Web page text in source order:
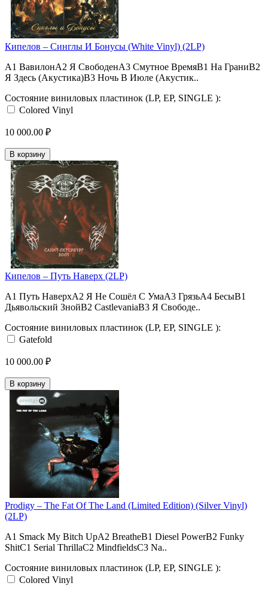
Кипелов – Синглы И Бонусы (White Vinyl) (2LP)
A1 ВавилонA2 Я СвободенA3 Смутное ВремяB1 На ГраниB2
Я Здесь (Акустика)B3 Ночь В Июле (Акустик..
Состояние виниловых пластинок (LP, EP, SINGLE ):
Colored Vinyl
10 000.00 ₽
В корзину
Кипелов – Путь Наверх (2LP)
A1 Путь НаверхA2 Я Не Сошёл С УмаA3 ГрязьA4 БесыB1
Дьявольский ЗнойB2 CastlevaniaB3 Я Свободе..
Состояние виниловых пластинок (LP, EP, SINGLE ):
Gatefold
10 000.00 ₽
В корзину
Prodigy – The Fat Of The Land (Limited Edition) (Silver Vinyl)
(2LP)
A1 Smack My Bitch UpA2 BreatheB1 Diesel PowerB2 Funky
ShitC1 Serial ThrillaC2 MindfieldsC3 Na..
Состояние виниловых пластинок (LP, EP, SINGLE ):
Colored Vinyl